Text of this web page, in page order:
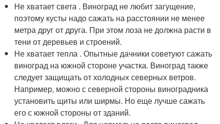
Не хватает света . Виноград не любит загущение,
поэтому кусты надо сажать на расстоянии не менее
метра друг от друга. При этом лоза не должна расти в
тени от деревьев и строений.
Не хватает тепла . Опытные дачники советуют сажать
виноград на южной стороне участка. Виноград также
следует защищать от холодных северных ветров.
Например, можно с северной стороны виноградника
установить щиты или ширмы. Но еще лучше сажать
его с южной стороны от зданий.